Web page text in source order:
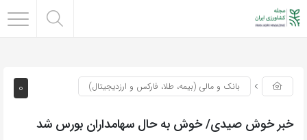
0 بانک و مالی (بیمه، طلا، فارکس و ارزدیجیتال)
خبر خوش صیدی/ خوش به حال سهامداران بورس شد